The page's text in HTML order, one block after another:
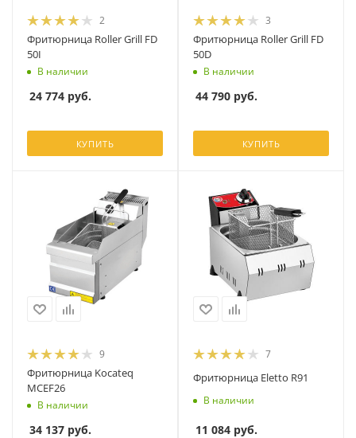
2
Фритюрница Roller Grill FD
50I
В наличии
24 774 руб.
КУПИТЬ
3
Фритюрница Roller Grill FD
50D
В наличии
44 790 руб.
КУПИТЬ
9
Фритюрница Kocateq
MCEF26
В наличии
34 137 руб.
7
Фритюрница Eletto R91
В наличии
11 084 руб.